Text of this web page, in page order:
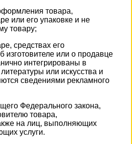
товара,
или его упаковке и не
товару;
средствах его
изготовителе или о продавце
интегрированы в
или искусства и
сведениями рекламного
Федерального закона,
товара,
на лиц, выполняющих
услуги.